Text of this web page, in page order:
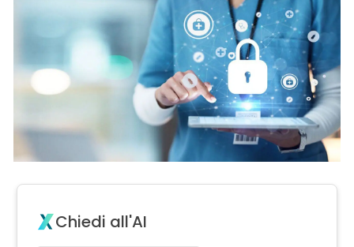
Chiedi all'AI